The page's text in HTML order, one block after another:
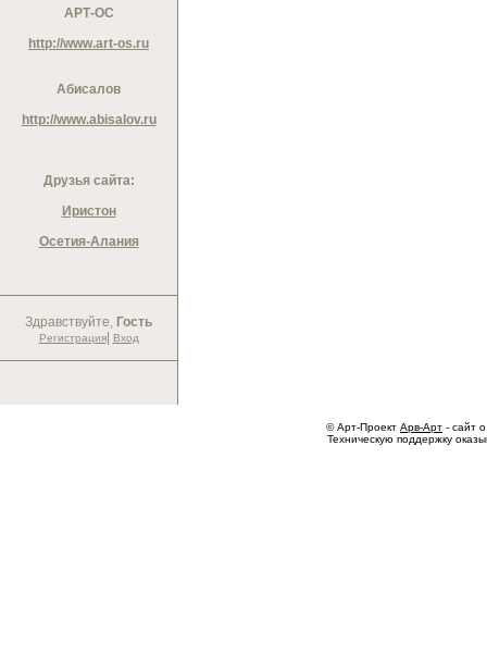
АРТ-ОС
http://www.art-os.ru
Абисалов
http://www.abisalov.ru
Друзья сайта:
Иристон
Осетия-Алания
Здравствуйте, Гость
Регистрация| Вход
© Арт-Проект Арв-Арт - сайт
Техническую поддержку